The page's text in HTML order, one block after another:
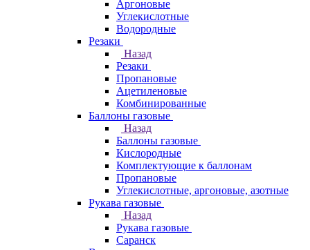
Аргоновые
Углекислотные
Водородные
Резаки
Назад
Резаки
Пропановые
Ацетиленовые
Комбинированные
Баллоны газовые
Назад
Баллоны газовые
Кислородные
Комплектующие к баллонам
Пропановые
Углекислотные, аргоновые, азотные
Рукава газовые
Назад
Рукава газовые
Саранск